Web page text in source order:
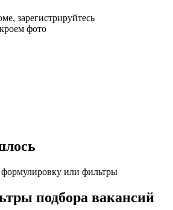
зарегистрируйтесь
фото
или фильтры
подбора вакансий